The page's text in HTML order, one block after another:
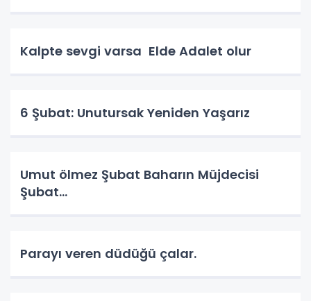
Kalpte sevgi varsa Elde Adalet olur
6 Şubat: Unutursak Yeniden Yaşarız
Umut ölmez Şubat Baharın Müjdecisi
Şubat…
Parayı veren düdüğü çalar.